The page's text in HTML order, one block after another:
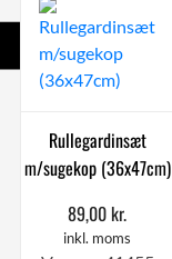
Rullegardinsæt
m/sugekop (36x47cm)
89,00kr.
inkl. moms